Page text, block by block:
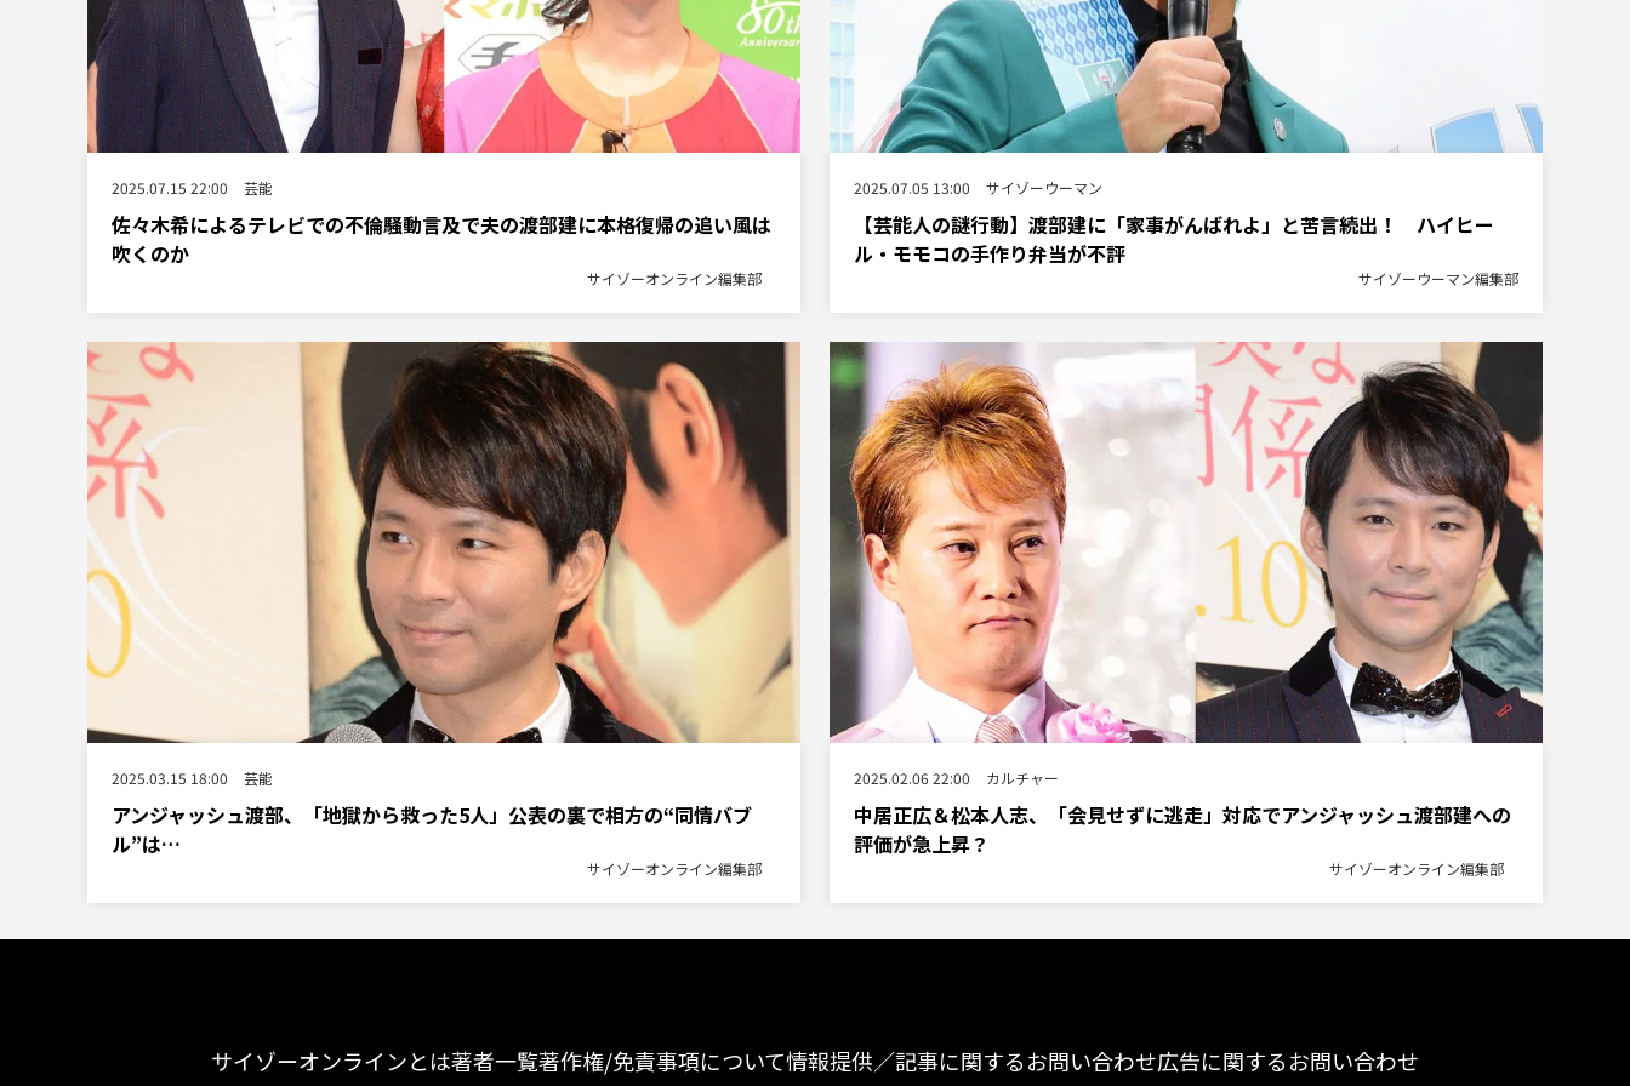
2025.07.15 22:00 芸能
佐々木希によるテレビでの不倫騒動言及で夫の渡部建に本格復帰の追い風は
吹くのか
サイゾーオンライン編集部
2025.07.05 13:00 サイゾーウーマン
【芸能人の謎行動】渡部建に「家事がんばれよ」と苦言続出！ ハイヒー
ル・モモコの手作り弁当が不評
サイゾーウーマン編集部
2025.03.15 18:00 芸能
アンジャッシュ渡部、「地獄から救った5人」公表の裏で相方の“同情バブ
ル”は…
サイゾーオンライン編集部
2025.02.06 22:00 カルチャー
中居正広＆松本人志、「会見せずに逃走」対応でアンジャッシュ渡部建への
評価が急上昇？
サイゾーオンライン編集部
サイゾーオンラインとは著者一覧著作権/免責事項について情報提供／記事に関するお問い合わせ広告に関するお問い合わせ